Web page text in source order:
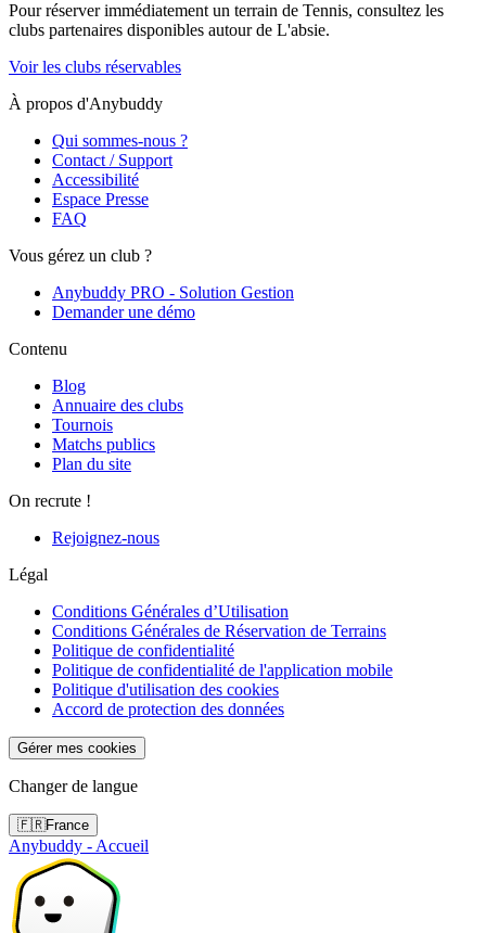
Pour réserver immédiatement un terrain de Tennis, consultez les
clubs partenaires disponibles autour de L'absie.
Voir les clubs réservables
À propos d'Anybuddy
Qui sommes-nous ?
Contact / Support
Accessibilité
Espace Presse
FAQ
Vous gérez un club ?
Anybuddy PRO - Solution Gestion
Demander une démo
Contenu
Blog
Annuaire des clubs
Tournois
Matchs publics
Plan du site
On recrute !
Rejoignez-nous
Légal
Conditions Générales d’Utilisation
Conditions Générales de Réservation de Terrains
Politique de confidentialité
Politique de confidentialité de l'application mobile
Politique d'utilisation des cookies
Accord de protection des données
Gérer mes cookies
Changer de langue
🇫🇷France
Anybuddy - Accueil